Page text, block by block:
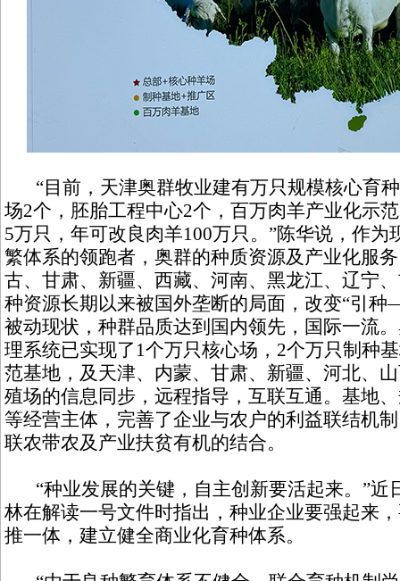
“目前，天津奥群牧业建有万只规模核心育
场2个，胚胎工程中心2个，百万肉羊产业化示
5万只，年可改良肉羊100万只。”陈华说，作
繁体系的领跑者，奥群的种质资源及产业化服
古、甘肃、新疆、西藏、河南、黑龙江、辽宁
种资源长期以来被国外垄断的局面，改变“引
被动现状，种群品质达到国内领先，国际一流
理系统已实现了1个万只核心场，2个万只制种
范基地，及天津、内蒙、甘肃、新疆、河北、
殖场的信息同步，远程指导，互联互通。基地
等经营主体，完善了企业与农户的利益联结机
联农带农及产业扶贫有机的结合。
“种业发展的关键，自主创新要活起来。”近
林在解读一号文件时指出，种业企业要强起来
推一体，建立健全商业化育种体系。